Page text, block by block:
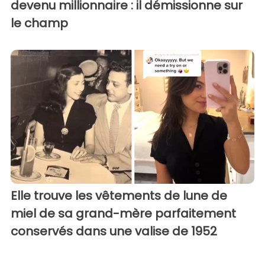
devenu millionnaire : il démissionne sur
le champ
Elle trouve les vêtements de lune de
miel de sa grand-mère parfaitement
conservés dans une valise de 1952